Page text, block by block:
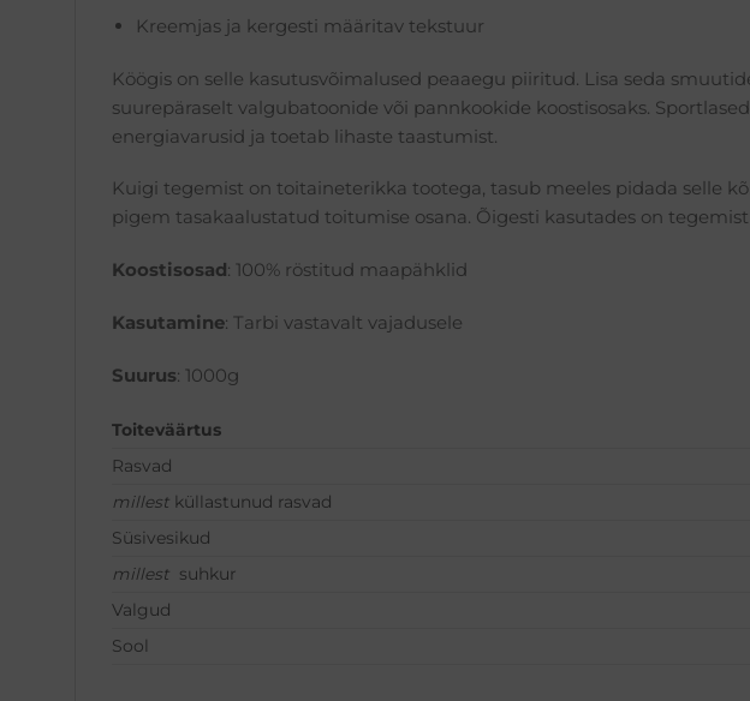
Kreemjas ja kergesti määritav tekstuur
Köögis on selle kasutusvõimalused peaaegu piiritud. Lisa seda
suurepäraselt valgubatoonide või pannkookide koostisosaks.
energiavarusid ja toetab lihaste taastumist.
Kuigi tegemist on toitaineterikka tootega, tasub meeles pidada selle
pigem tasakaalustatud toitumise osana. Õigesti kasutades on
Koostisosad: 100% röstitud maapähklid
Kasutamine: Tarbi vastavalt vajadusele
Suurus: 1000g
Toiteväärtus
Rasvad
millest küllastunud rasvad
Süsivesikud
millest suhkur
Valgud
Sool